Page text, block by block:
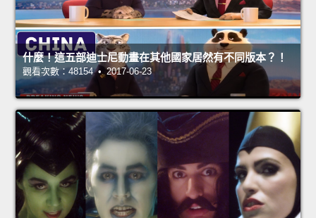
什麼！這五部迪士尼動畫在其他國家居然有不同版本？！
觀看次數：48154 • 2017-06-23